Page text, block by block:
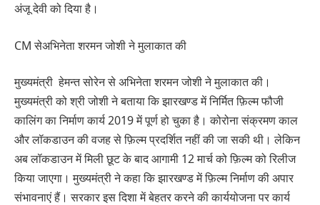
अंजू देवी को दिया है।
CM सेअभिनेता शरमन जोशी ने मुलाकात की
मुख्यमंत्री हेमन्त सोरेन से अभिनेता शरमन जोशी ने मुलाकात की।
मुख्यमंत्री को श्री जोशी ने बताया कि झारखण्ड में निर्मित फ़िल्म फौजी
कालिंग का निर्माण कार्य 2019 में पूर्ण हो चुका है। कोरोना संक्रमण काल
और लॉकडाउन की वजह से फ़िल्म प्रदर्शित नहीं की जा सकी थी। लेकिन
अब लॉकडाउन में मिली छूट के बाद आगामी 12 मार्च को फ़िल्म को रिलीज
किया जाएगा। मुख्यमंत्री ने कहा कि झारखण्ड में फ़िल्म निर्माण की अपार
संभावनाएं हैं। सरकार इस दिशा में बेहतर करने की कार्ययोजना पर कार्य